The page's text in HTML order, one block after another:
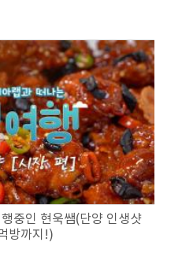
중인 현욱쌤(단양 인생샷
방까지!)